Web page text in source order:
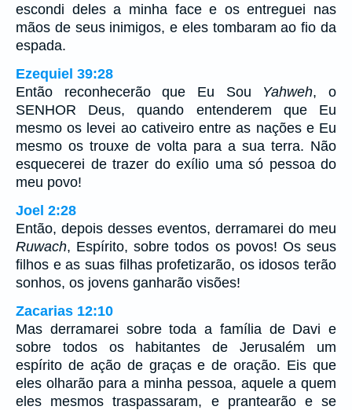
escondi deles a minha face e os entreguei nas
mãos de seus inimigos, e eles tombaram ao fio da
espada.
Ezequiel 39:28
Então reconhecerão que Eu Sou Yahweh, o
SENHOR Deus, quando entenderem que Eu
mesmo os levei ao cativeiro entre as nações e Eu
mesmo os trouxe de volta para a sua terra. Não
esquecerei de trazer do exílio uma só pessoa do
meu povo!
Joel 2:28
Então, depois desses eventos, derramarei do meu
Ruwach, Espírito, sobre todos os povos! Os seus
filhos e as suas filhas profetizarão, os idosos terão
sonhos, os jovens ganharão visões!
Zacarias 12:10
Mas derramarei sobre toda a família de Davi e
sobre todos os habitantes de Jerusalém um
espírito de ação de graças e de oração. Eis que
eles olharão para a minha pessoa, aquele a quem
eles mesmos traspassaram, e prantearão e se